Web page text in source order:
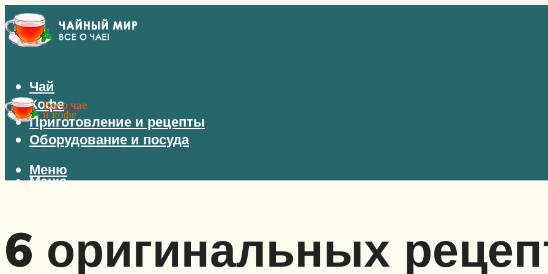
Чай
Кофе
Приготовление и рецепты
Оборудование и посуда
Меню
Меню
6 оригинальных